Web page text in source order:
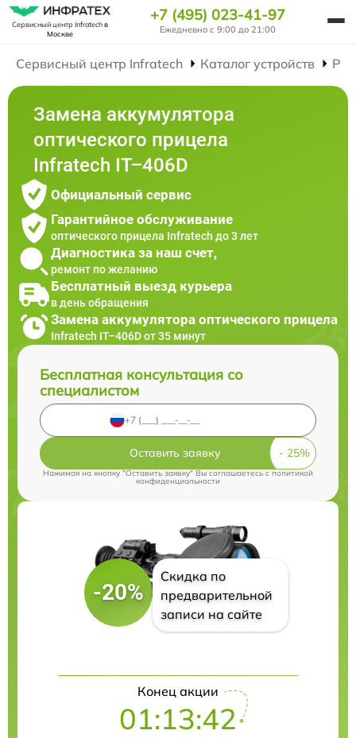
Сервисный центр Infratechв
Москве
+7 (495) 023-41-97
Ежедневно с 9:00 до 21:00
Сервисный центр Infratech Каталог устройств
Замена аккумулятора
оптического прицела
Infratech IT–406D
Официальный сервис
Гарантийное обслуживание
оптического прицела Infratech до 3 лет
Диагностика за наш счет,
ремонт по желанию
Бесплатный выезд курьера
в день обращения
Замена аккумулятора оптического прицела
Infratech IT–406D от 35 минут
Бесплатная консультация со
специалистом
Оставить заявку
Нажимая на кнопку "Оставить заявку" Вы соглашаетесь cполитикой
конфиденциальности
-20%
Скидка по
предварительной
записи на сайте
Конец акции
01:13:41